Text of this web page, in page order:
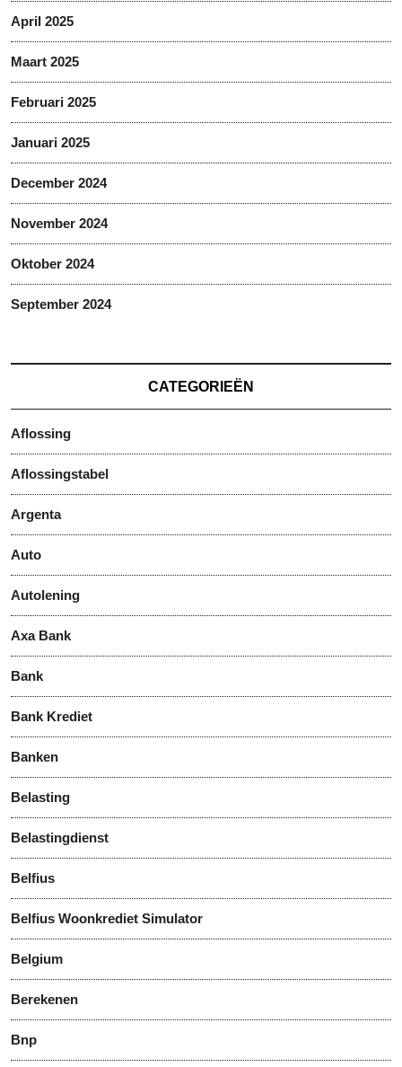
April 2025
Maart 2025
Februari 2025
Januari 2025
December 2024
November 2024
Oktober 2024
September 2024
CATEGORIEËN
Aflossing
Aflossingstabel
Argenta
Auto
Autolening
Axa Bank
Bank
Bank Krediet
Banken
Belasting
Belastingdienst
Belfius
Belfius Woonkrediet Simulator
Belgium
Berekenen
Bnp